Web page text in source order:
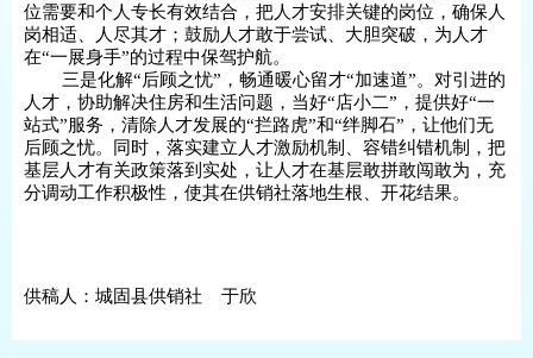
位需要和个人专长有效结合，把人才安排关键的岗位，确保人
岗相适、人尽其才；鼓励人才敢于尝试、大胆突破，为人才
在“一展身手”的过程中保驾护航。
三是化解“后顾之忧”，畅通暖心留才“加速道”。对引进的
人才，协助解决住房和生活问题，当好“店小二”，提供好“一
站式”服务，清除人才发展的“拦路虎”和“绊脚石”，让他们无
后顾之忧。同时，落实建立人才激励机制、容错纠错机制，把
基层人才有关政策落到实处，让人才在基层敢拼敢闯敢为，充
分调动工作积极性，使其在供销社落地生根、开花结果。
供稿人：城固县供销社 于欣